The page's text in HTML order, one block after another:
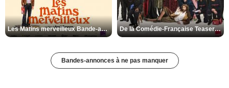
Les Matins merveilleux Bande-annonce VF De la Comédie-Française Teaser VF
Bandes-annonces à ne pas manquer